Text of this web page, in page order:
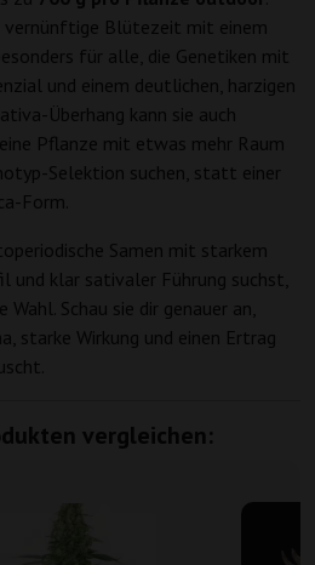
vernünftige Blütezeit mit einem
für alle, die Genetiken mit
und einem deutlichen, harzigen
Überhang kann sie auch
Pflanze mit etwas mehr Raum
Selektion suchen, statt einer
Form.
Samen mit starkem
und klar sativaler Führung suchst,
Schau sie dir genauer an,
starke Wirkung und einen Ertrag
vergleichen: